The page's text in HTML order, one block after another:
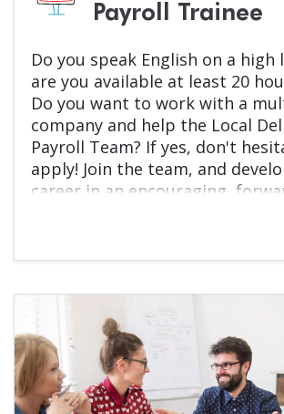
Payroll Trainee
Do you speak English on a high
are you available at least 20
Do you want to work with a
company and help the Local
Payroll Team? If yes, don't
apply! Join the team, and
career in an encouraging,